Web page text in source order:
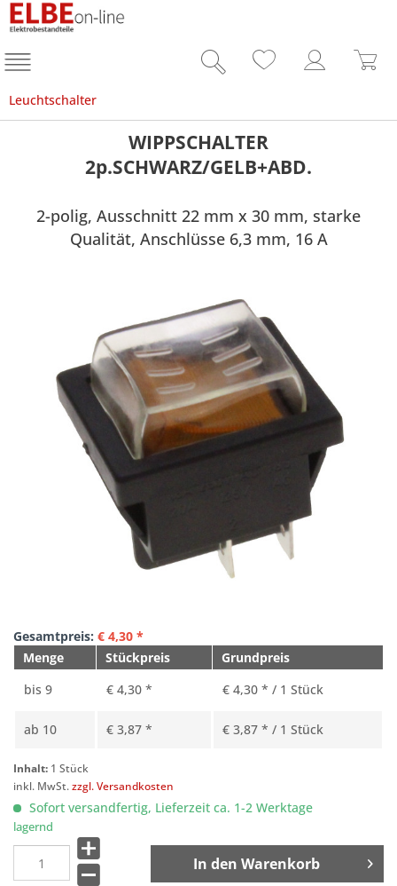
Leuchtschalter
WIPPSCHALTER
2p.SCHWARZ/GELB+ABD.
2-polig, Ausschnitt 22 mm x 30 mm, starke
Qualität, Anschlüsse 6,3 mm, 16 A
Gesamtpreis: € 4,30 *
Menge
Stückpreis
Grundpreis
bis 9 € 4,30 * € 4,30 * / 1 Stück
ab 10 € 3,87 * € 3,87 * / 1 Stück
Inhalt: 1 Stück
inkl. MwSt.zzgl. Versandkosten
Sofort versandfertig, Lieferzeit ca. 1-2 Werktage
lagernd
In den Warenkorb